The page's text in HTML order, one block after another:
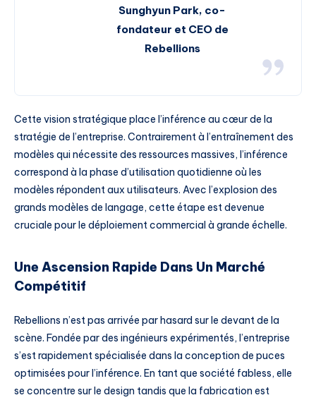
Sunghyun Park, co-
fondateur et CEO de
Rebellions
Cette vision stratégique place l’inférence au cœur de la
stratégie de l’entreprise. Contrairement à l’entraînement des
modèles qui nécessite des ressources massives, l’inférence
correspond à la phase d’utilisation quotidienne où les
modèles répondent aux utilisateurs. Avec l’explosion des
grands modèles de langage, cette étape est devenue
cruciale pour le déploiement commercial à grande échelle.
Une Ascension Rapide Dans Un Marché
Compétitif
Rebellions n’est pas arrivée par hasard sur le devant de la
scène. Fondée par des ingénieurs expérimentés, l’entreprise
s’est rapidement spécialisée dans la conception de puces
optimisées pour l’inférence. En tant que société fabless, elle
se concentre sur le design tandis que la fabrication est